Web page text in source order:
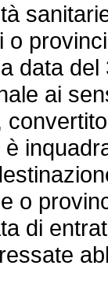
o
data
ai
è
o
di